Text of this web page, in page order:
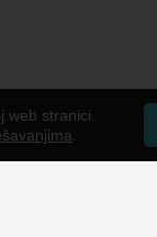
stranici.